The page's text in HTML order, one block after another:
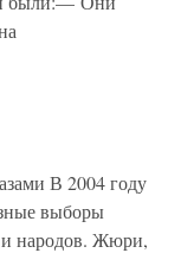
В 2004 году
выборы
народов. Жюри,